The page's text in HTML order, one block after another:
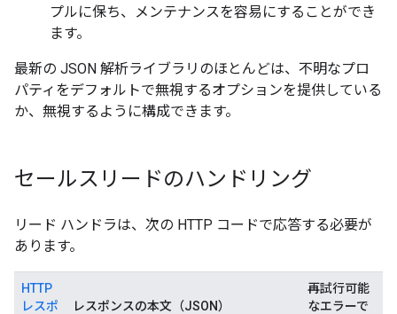
プルに保ち、メンテナンスを容易にすることができ
ます。
最新の JSON 解析ライブラリのほとんどは、不明なプロ
パティをデフォルトで無視するオプションを提供している
か、無視するように構成できます。
セールスリードのハンドリング
リード ハンドラは、次の HTTP コードで応答する必要が
あります。
HTTP
レスポ
レスポンスの本文（JSON）
再試行可能
なエラーで